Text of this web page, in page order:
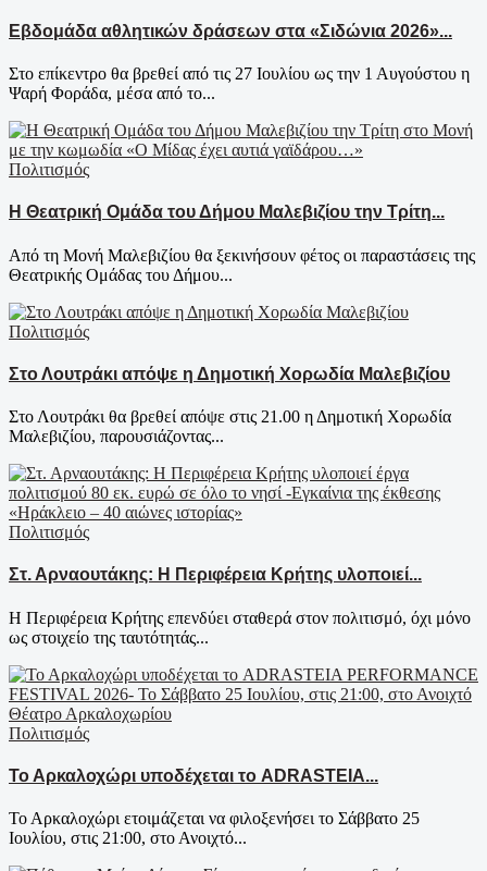
Εβδομάδα αθλητικών δράσεων στα «Σιδώνια 2026»...
Στο επίκεντρο θα βρεθεί από τις 27 Ιουλίου ως την 1 Αυγούστου η
Ψαρή Φοράδα, μέσα από το...
Πολιτισμός
Η Θεατρική Ομάδα του Δήμου Μαλεβιζίου την Τρίτη...
Από τη Μονή Μαλεβιζίου θα ξεκινήσουν φέτος οι παραστάσεις της
Θεατρικής Ομάδας του Δήμου...
Πολιτισμός
Στο Λουτράκι απόψε η Δημοτική Χορωδία Μαλεβιζίου
Στο Λουτράκι θα βρεθεί απόψε στις 21.00 η Δημοτική Χορωδία
Μαλεβιζίου, παρουσιάζοντας...
Πολιτισμός
Στ. Αρναουτάκης: Η Περιφέρεια Κρήτης υλοποιεί...
Η Περιφέρεια Κρήτης επενδύει σταθερά στον πολιτισμό, όχι μόνο
ως στοιχείο της ταυτότητάς...
Πολιτισμός
Το Αρκαλοχώρι υποδέχεται το ADRASTEIA...
Το Αρκαλοχώρι ετοιμάζεται να φιλοξενήσει το Σάββατο 25
Ιουλίου, στις 21:00, στο Ανοιχτό...